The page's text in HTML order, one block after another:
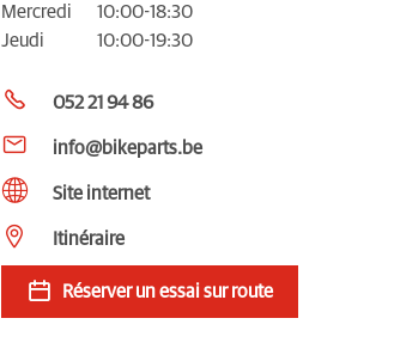
Mercredi
10:00-18:30
Jeudi
10:00-19:30
052 21 94 86
info@bikeparts.be
Site internet
Itinéraire
Réserver un essai sur route